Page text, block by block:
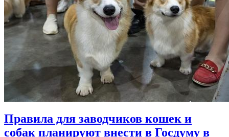
Правила для заводчиков кошек и
собак планируют внести в Госдуму в